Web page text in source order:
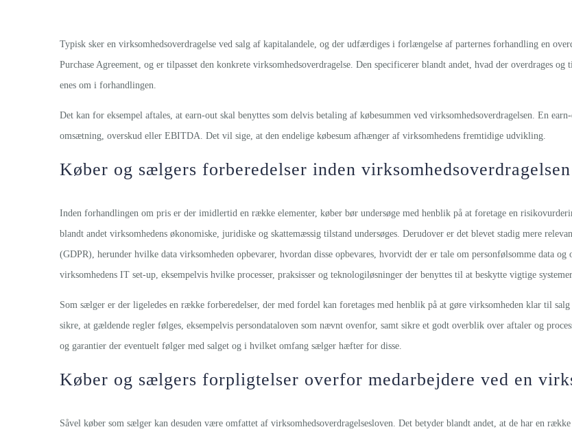
Typisk sker en virksomhedsoverdragelse ved salg af kapitalandele, og der udfærdiges i forlængelse af parternes forhandling en
Purchase Agreement, og er tilpasset den konkrete virksomhedsoverdragelse. Den specificerer blandt andet, hvad der overdrages
enes om i forhandlingen.
Det kan for eksempel aftales, at earn-out skal benyttes som delvis betaling af købesummen ved virksomhedsoverdragelsen. En
omsætning, overskud eller EBITDA. Det vil sige, at den endelige købesum afhænger af virksomhedens fremtidige udvikling.
Køber og sælgers forberedelser inden virksomhedsoverdragelsen
Inden forhandlingen om pris er der imidlertid en række elementer, køber bør undersøge med henblik på at foretage en
blandt andet virksomhedens økonomiske, juridiske og skattemæssig tilstand undersøges. Derudover er det blevet stadig mere
(GDPR), herunder hvilke data virksomheden opbevarer, hvordan disse opbevares, hvorvidt der er tale om personfølsomme data
virksomhedens IT set-up, eksempelvis hvilke processer, praksisser og teknologiløsninger der benyttes til at beskytte vigtige
Som sælger er der ligeledes en række forberedelser, der med fordel kan foretages med henblik på at gøre virksomheden klar til
sikre, at gældende regler følges, eksempelvis persondataloven som nævnt ovenfor, samt sikre et godt overblik over aftaler og
og garantier der eventuelt følger med salget og i hvilket omfang sælger hæfter for disse.
Køber og sælgers forpligtelser overfor medarbejdere ved en
Såvel køber som sælger kan desuden være omfattet af virksomhedsoverdragelsesloven. Det betyder blandt andet, at de har en